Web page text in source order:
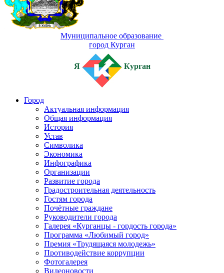
Муниципальное образование
город Курган
Я Курган
Город
Актуальная информация
Общая информация
История
Устав
Символика
Экономика
Инфографика
Организации
Развитие города
Градостроительная деятельность
Гостям города
Почётные граждане
Руководители города
Галерея «Курганцы - гордость города»
Программа «Любимый город»
Премия «Трудящаяся молодежь»
Противодействие коррупции
Фотогалерея
Видеоновости